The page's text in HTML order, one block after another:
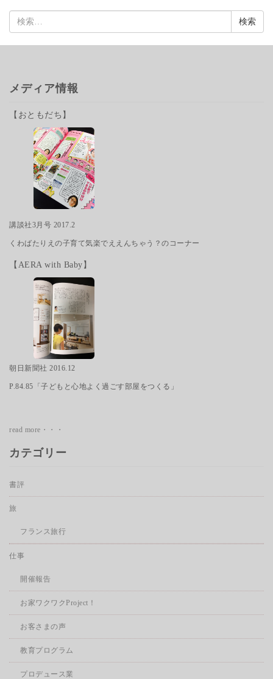
メディア情報
【おともだち】
講談社3月号 2017.2
くわばたりえの子育て気楽でええんちゃう？のコーナー
【AERA with Baby】
朝日新聞社 2016.12
P.84.85「子どもと心地よく過ごす部屋をつくる」
read more・・・
カテゴリー
書評
旅
フランス旅行
仕事
開催報告
お家ワクワクProject！
お客さまの声
教育プログラム
プロデュース業